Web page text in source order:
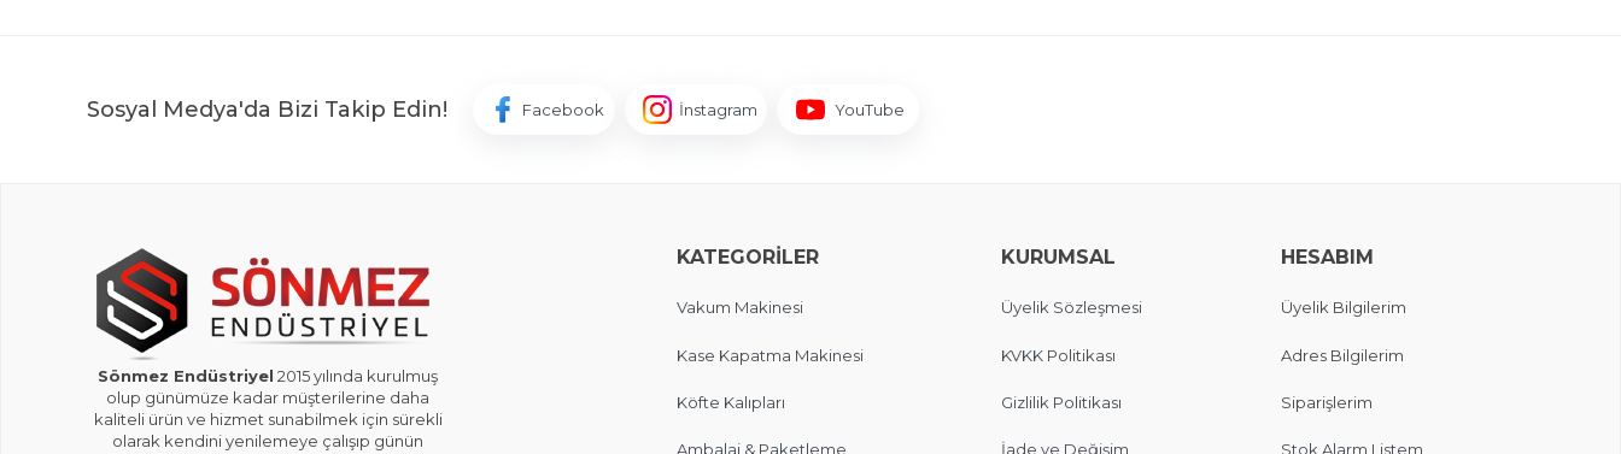
Sosyal Medya'da Bizi Takip Edin! Facebook İnstagram YouTube
Sönmez Endüstriyel 2015 yılında kurulmuş
olup günümüze kadar müşterilerine daha
kaliteli ürün ve hizmet sunabilmek için sürekli
olarak kendini yenilemeye çalışıp günün
KATEGORİLER
Vakum Makinesi
Kase Kapatma Makinesi
Köfte Kalıpları
Ambalaj & Paketleme
KURUMSAL
Üyelik Sözleşmesi
KVKK Politikası
Gizlilik Politikası
İade ve Değişim
HESABIM
Üyelik Bilgilerim
Adres Bilgilerim
Siparişlerim
Stok Alarm Listem